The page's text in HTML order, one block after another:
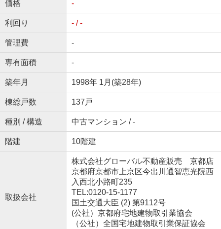
価格 -
利回り - / -
管理費 -
専有面積 -
築年月 1998年 1月(築28年)
棟総戸数 137戸
種別 / 構造 中古マンション / -
階建 10階建
取扱会社
株式会社グローバル不動産販売 京都店
京都府京都市上京区今出川通智恵光院西
入西北小路町235
TEL:0120-15-1177
国土交通大臣 (2) 第9112号
(公社）京都府宅地建物取引業協会
（公社）全国宅地建物取引業保証協会